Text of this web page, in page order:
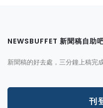
NEWSBUFFET 新聞稿自助
新聞稿的好去處，三分鐘上稿完
刊